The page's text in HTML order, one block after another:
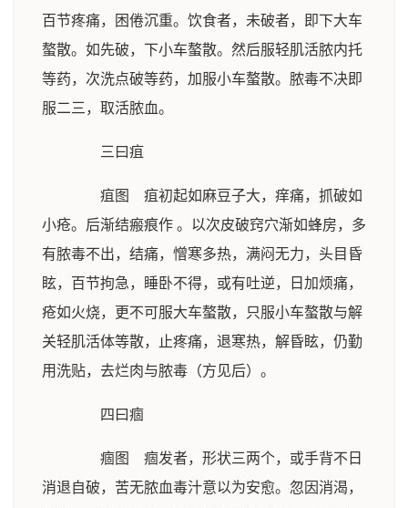
百节疼痛，困倦沉重。饮食者，未破者，即下大车
螯散。如先破，下小车螯散。然后服轻肌活脓内托
等药，次洗点破等药，加服小车螯散。脓毒不决即
服二三，取活脓血。
三曰疽
疽图 疽初起如麻豆子大，痒痛，抓破如
小疮。后渐结瘢痕作 。以次皮破窍穴渐如蜂房，多
有脓毒不出，结痛，憎寒多热，满闷无力，头目昏
眩，百节拘急，睡卧不得，或有吐逆，日加烦痛，
疮如火烧，更不可服大车螯散，只服小车螯散与解
关轻肌活体等散，止疼痛，退寒热，解昏眩，仍勤
用洗贴，去烂肉与脓毒（方见后）。
四曰痼
痼图 痼发者，形状三两个，或手背不日
消退自破，苦无脓血毒汁意以为安愈。忽因消渴，